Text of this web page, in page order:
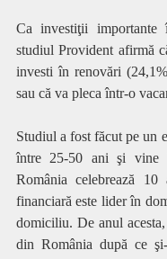
Ca investiţii
studiul Provident afirmă
investi în renovări
sau că va pleca într-o
Studiul a fost făcut pe un
între 25-50 ani şi
România celebrează 10
financiară este lider în
domiciliu. De anul
din România după ce